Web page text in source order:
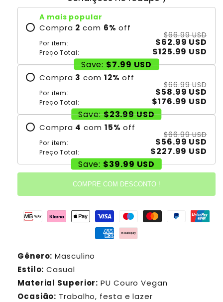
A mais popular
Compra 2 com 6% off
Por item:
$66.99 USD
$62.99 USD
Preço Total:
$125.99 USD
Save: $7.99 USD
Compra 3 com 12% off
Por item:
$66.99 USD
$58.99 USD
Preço Total:
$176.99 USD
Save: $23.99 USD
Compra 4 com 15% off
Por item:
$66.99 USD
$56.99 USD
Preço Total:
$227.99 USD
Save: $39.99 USD
COMPRE COM DESCONTO !
Gênero: Masculino
Estilo: Casual
Material Superior: PU Couro Vegan
Ocasião: Trabalho, festa e lazer